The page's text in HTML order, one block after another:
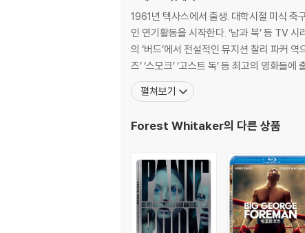
1961년 텍사스에서 출생. 대학시절 미식 축
인 연기활동을 시작한다. ‘남과 북’ 등 TV
의 ‘버드’에서 전설적인 뮤지션 찰리 파커
즈’ ‘스모크’ ‘고스트 독’ 등 최고의 영화들에
펼쳐보기
Forest Whitaker의 다른 상품